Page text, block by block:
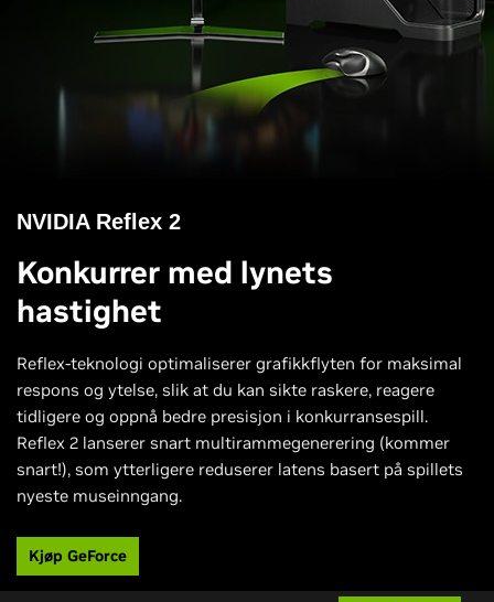
NVIDIA Reflex 2
Konkurrer med lynets
hastighet
Reflex-teknologi optimaliserer grafikkflyten for maksimal
respons og ytelse, slik at du kan sikte raskere, reagere
tidligere og oppnå bedre presisjon i konkurransespill.
Reflex 2 lanserer snart multirammegenerering (kommer
snart!), som ytterligere reduserer latens basert på spillets
nyeste museinngang.
Kjøp GeForce